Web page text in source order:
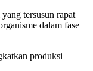
tersusun rapat
dalam fase
produksi